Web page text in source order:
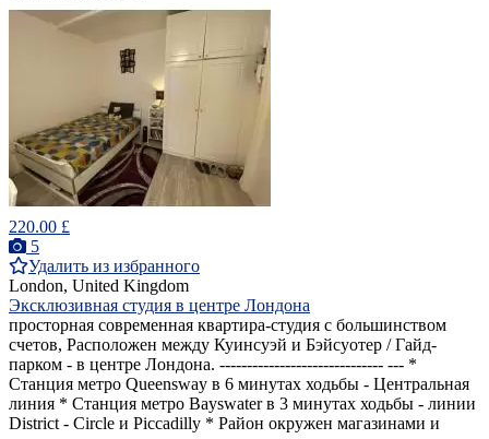
220.00 £
5
Удалить из избранного
London, United Kingdom
Эксклюзивная студия в центре Лондона
просторная современная квартира-студия с большинством
счетов, Расположен между Куинсуэй и Бэйсуотер / Гайд-
парком - в центре Лондона. ------------------------------ --- *
Станция метро Queensway в 6 минутах ходьбы - Центральная
линия * Станция метро Bayswater в 3 минутах ходьбы - линии
District - Circle и Piccadilly * Район окружен магазинами и